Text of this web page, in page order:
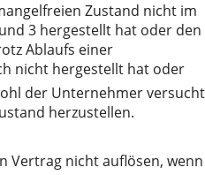
Zustand nicht im
3 hergestellt hat oder den
Ablaufs einer
nicht hergestellt hat oder
der Unternehmer versucht
herzustellen.
Vertrag nicht auflösen, wenn